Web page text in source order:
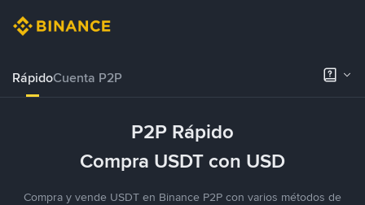
RápidoCuenta P2P
P2P Rápido
Compra USDT con USD
Compra y vende USDT en Binance P2P con varios métodos de